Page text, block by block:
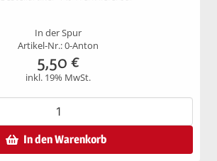
In der Spur
Artikel-Nr.: 0-Anton
5,50 €
inkl. 19% MwSt.
In den Warenkorb